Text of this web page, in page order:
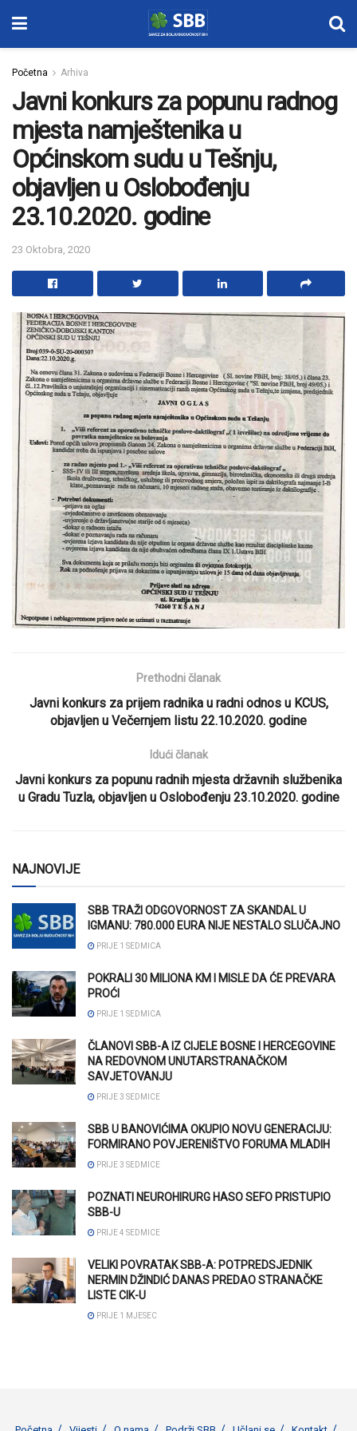
Početna Arhiva
Javni konkurs za popunu radnog
mjesta namještenika u
Općinskom sudu u Tešnju,
objavljen u Oslobođenju
23.10.2020. godine
23 Oktobra, 2020
Prethodni članak
Javni konkurs za prijem radnika u radni odnos u KCUS,
objavljen u Večernjem listu 22.10.2020. godine
Idući članak
Javni konkurs za popunu radnih mjesta državnih službenika
u Gradu Tuzla, objavljen u Oslobođenju 23.10.2020. godine
NAJNOVIJE
SBB TRAŽI ODGOVORNOST ZA SKANDAL U
IGMANU: 780.000 EURA NIJE NESTALO SLUČAJNO
PRIJE 1 SEDMICA
POKRALI 30 MILIONA KM I MISLE DA ĆE PREVARA
PROĆI
PRIJE 1 SEDMICA
ČLANOVI SBB-A IZ CIJELE BOSNE I HERCEGOVINE
NA REDOVNOM UNUTARSTRANAČKOM
SAVJETOVANJU
PRIJE 3 SEDMICE
SBB U BANOVIĆIMA OKUPIO NOVU GENERACIJU:
FORMIRANO POVJERENIŠTVO FORUMA MLADIH
PRIJE 3 SEDMICE
POZNATI NEUROHIRURG HASO SEFO PRISTUPIO
SBB-U
PRIJE 4 SEDMICE
VELIKI POVRATAK SBB-A: POTPREDSJEDNIK
NERMIN DŽINDIĆ DANAS PREDAO STRANAČKE
LISTE CIK-U
PRIJE 1 MJESEC